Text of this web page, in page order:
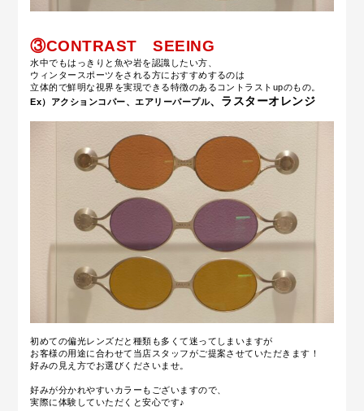
③CONTRASTSEEING
水中でもはっきりと魚や岩を認識したい方、
ウィンタースポーツをされる方におすすめするのは
立体的で鮮明な視界を実現できる特徴のあるコントラストupのもの。
Ex）アクションコパー、エアリーパープル、ラスターオレンジ
初めての偏光レンズだと種類も多くて迷ってしまいますが
お客様の用途に合わせて当店スタッフがご提案させていただきます！
好みの見え方でお選びくださいませ。
好みが分かれやすいカラーもございますので、
実際に体験していただくと安心です♪